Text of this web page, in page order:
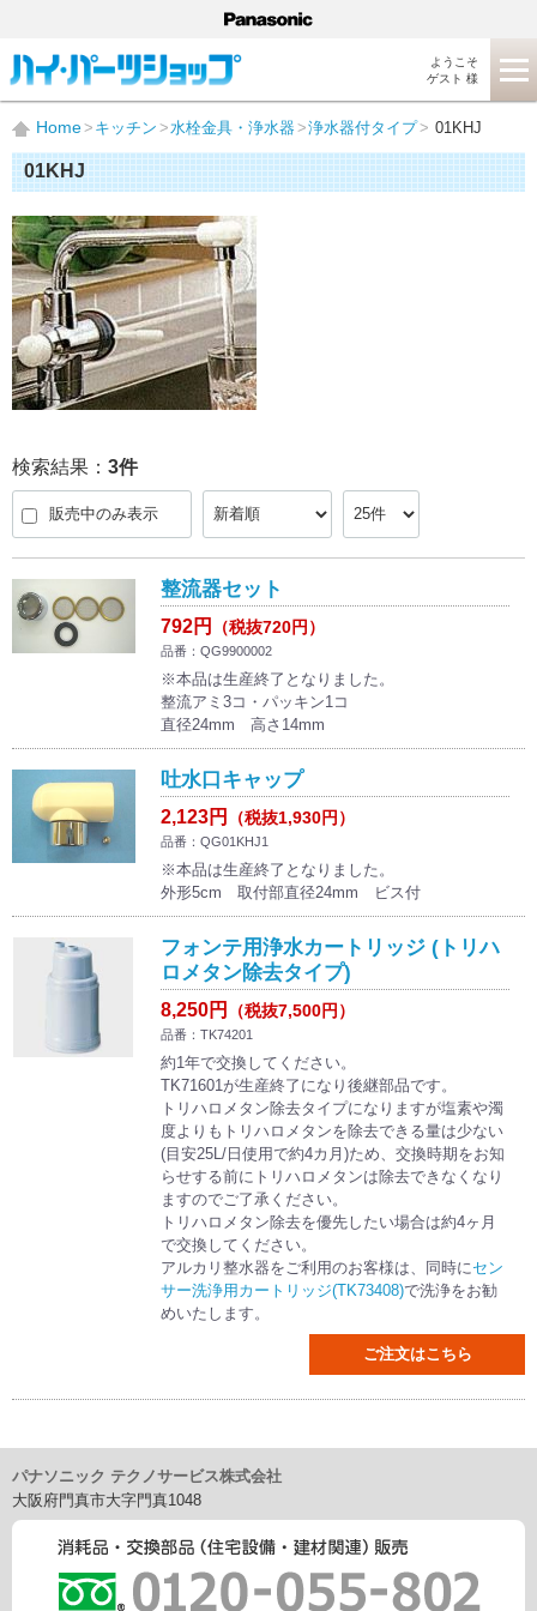
ようこそ
ゲスト 様
Home キッチン 水栓金具・浄水器 浄水器付タイプ 01KHJ
01KHJ
検索結果： 3件
販売中のみ表示
整流器セット
792円 （税抜720円）
品番：QG9900002
※本品は生産終了となりました。
整流アミ3コ・パッキン1コ
直径24mm 高さ14mm
吐水口キャップ
2,123円 （税抜1,930円）
品番：QG01KHJ1
※本品は生産終了となりました。
外形5cm 取付部直径24mm ビス付
フォンテ用浄水カートリッジ (トリハ
ロメタン除去タイプ)
8,250円 （税抜7,500円）
品番：TK74201
約1年で交換してください。
TK71601が生産終了になり後継部品です。
トリハロメタン除去タイプになりますが塩素や濁
度よりもトリハロメタンを除去できる量は少ない
(目安25L/日使用で約4カ月)ため、交換時期をお知
らせする前にトリハロメタンは除去できなくなり
ますのでご了承ください。
トリハロメタン除去を優先したい場合は約4ヶ月
で交換してください。
アルカリ整水器をご利用のお客様は、同時にセン
サー洗浄用カートリッジ(TK73408)で洗浄をお勧
めいたします。
ご注文はこちら
パナソニック テクノサービス株式会社
大阪府門真市大字門真1048